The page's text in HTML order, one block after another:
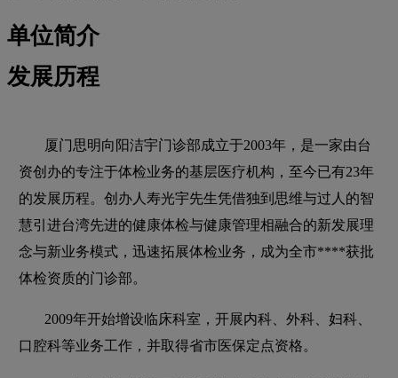
单位简介
发展历程
厦门思明向阳洁宇门诊部成立于2003年，是一家由台
资创办的专注于体检业务的基层医疗机构，至今已有23年
的发展历程。创办人寿光宇先生凭借独到思维与过人的智
慧引进台湾先进的健康体检与健康管理相融合的新发展理
念与新业务模式，迅速拓展体检业务，成为全市****获批
体检资质的门诊部。
2009年开始增设临床科室，开展内科、外科、妇科、
口腔科等业务工作，并取得省市医保定点资格。